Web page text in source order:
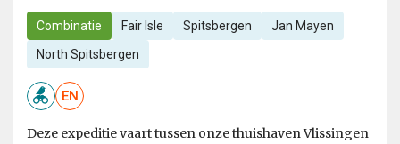
Combinatie Fair Isle Spitsbergen Jan Mayen
North Spitsbergen
EN
Deze expeditie vaart tussen onze thuishaven Vlissingen